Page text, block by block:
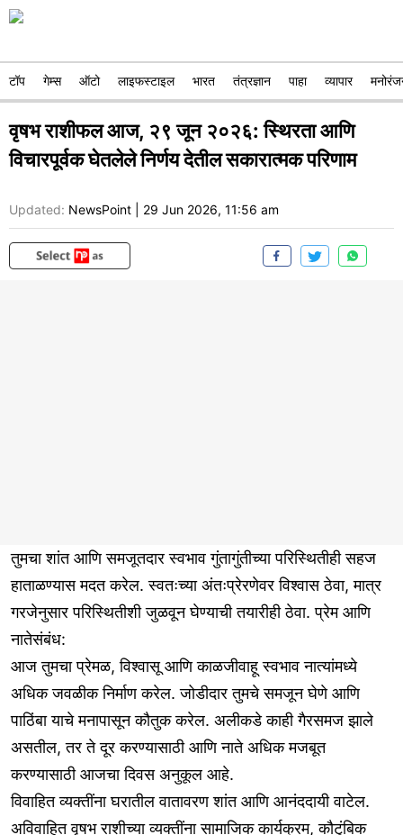
टॉप गेम्स ऑटो लाइफस्टाइल भारत तंत्रज्ञान पाहा व्यापार
वृषभ राशीफल आज, २९ जून २०२६: स्थिरता आणि
विचारपूर्वक घेतलेले निर्णय देतील सकारात्मक परिणाम
Updated: NewsPoint 29 Jun 2026, 11:56 am
तुमचा शांत आणि समजूतदार स्वभाव गुंतागुंतीच्या परिस्थितीही सहज
हाताळण्यास मदत करेल. स्वतःच्या अंतःप्रेरणेवर विश्वास ठेवा, मात्र
गरजेनुसार परिस्थितीशी जुळवून घेण्याची तयारीही ठेवा. प्रेम आणि
नातेसंबंध:
आज तुमचा प्रेमळ, विश्वासू आणि काळजीवाहू स्वभाव नात्यांमध्ये
अधिक जवळीक निर्माण करेल. जोडीदार तुमचे समजून घेणे आणि
पाठिंबा याचे मनापासून कौतुक करेल. अलीकडे काही गैरसमज झाले
असतील, तर ते दूर करण्यासाठी आणि नाते अधिक मजबूत
करण्यासाठी आजचा दिवस अनुकूल आहे.
विवाहित व्यक्तींना घरातील वातावरण शांत आणि आनंददायी वाटेल.
अविवाहित वृषभ राशीच्या व्यक्तींना सामाजिक कार्यक्रम, कौटुंबिक